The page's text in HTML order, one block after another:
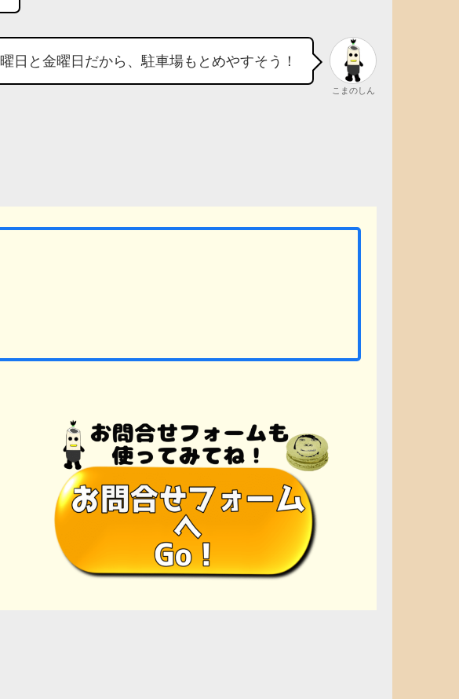
日と金曜日だから、駐車場もとめやすそう！
こまのしん